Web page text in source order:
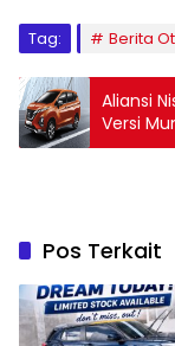
Tag: Berita
Aliansi
Versi
Pos Terkait